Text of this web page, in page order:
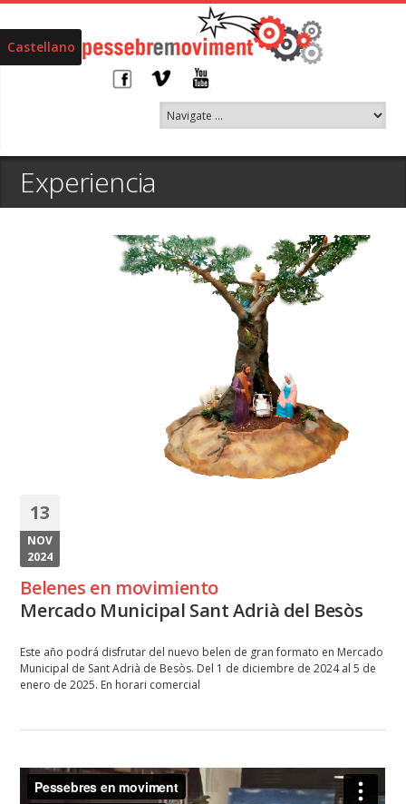
Castellano
Experiencia
13
NOV
2024
Belenes en movimiento
Mercado Municipal Sant Adrià del Besòs
Este año podrá disfrutar del nuevo belen de gran formato en Mercado
Municipal de Sant Adrià de Besòs. Del 1 de diciembre de 2024 al 5 de
enero de 2025. En horari comercial